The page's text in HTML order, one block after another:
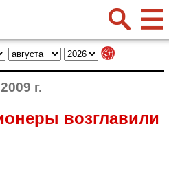
г.
возглавили